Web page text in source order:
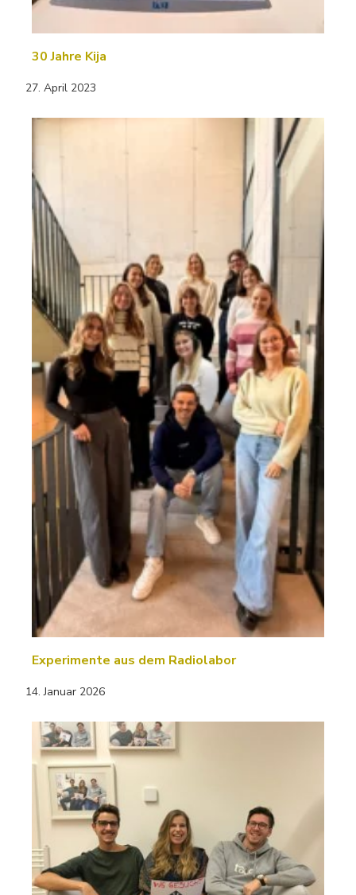
30 Jahre Kija
27. April 2023
Experimente aus dem Radiolabor
14. Januar 2026